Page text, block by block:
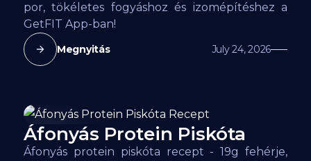
por, tökéletes fogyáshoz és izomépítéshez a
GetFIT App-ban!
Megnyitás July 24, 2026
128kcal
Áfonyás Protein Piskóta
Áfonyás protein piskóta recept - 19g fehérje,